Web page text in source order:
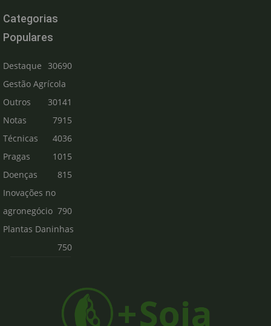
Categorias
Populares
Destaque
30690
Gestão Agrícola
30141
Outros
7915
Notas
Técnicas
4036
Pragas
1015
Doenças
815
Inovações no
agronegócio 790
Plantas Daninhas
750